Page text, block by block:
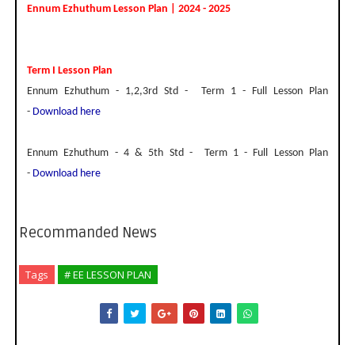
Ennum Ezhuthum Lesson Plan | 2024 - 2025
Term I Lesson Plan
Ennum Ezhuthum - 1,2,3rd Std - Term 1 - Full Lesson Plan
- Download here
Ennum Ezhuthum - 4 & 5th Std - Term 1 - Full Lesson Plan
- Download here
Recommanded News
Tags # EE LESSON PLAN